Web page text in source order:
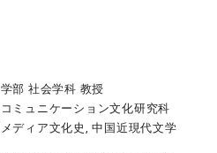
部 社会学科 教授
ミュニケーション文化研究科
ディア文化史, 中国近現代文学